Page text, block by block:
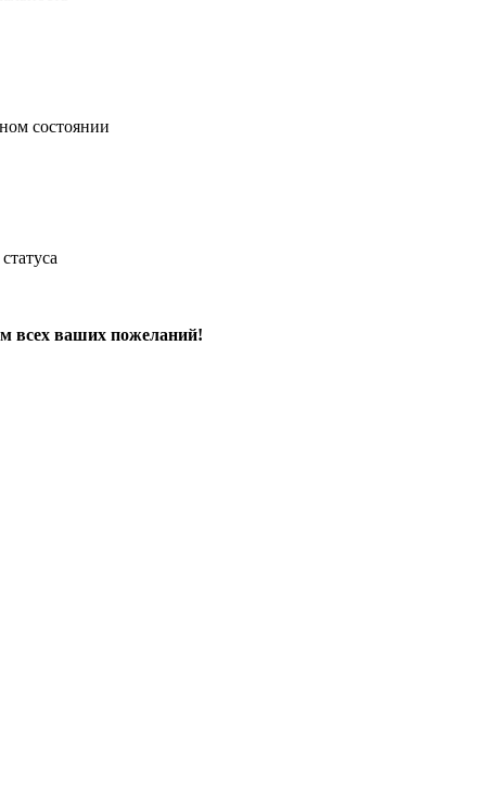
состоянии
всех ваших пожеланий!